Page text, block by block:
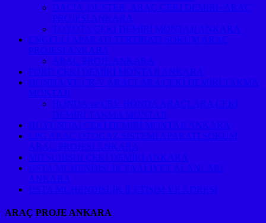
DACİA ,DUSTER ,ARAÇ ÇEKİ DEMİRİ+ARAÇ
PROJESİ ANKARA
TOYOTA ÇEKİ DEMİRİ MONTAJI ANKARA
ENGELLİ APARATI TERTİBATI SÖKÜM ARAÇ
PROJESİ ANKARA
ARAÇ PROJE ANKARA
FORD ÇEKİ DEMİRİ MONTAJI ANKARA
HONDA/VE CR-V ARAÇLARA ÇEKİ DEMİRİ TAKMA
MONTAJI
HONDA ve CRV HONDA ARAÇLARA ÇEKİ
DEMİRİ TAKMA MONTAJI
HUYUNDAİ ÇEKİ DEMİRİ MONTAJI ANKARA
LPG ARAÇ OTOGAZ SİSTEMİ APARATI SÖKÜM
ARAÇ PROJESİ ANKARA
MITSUBISHI ÇEKİ DEMİRİ ANKARA
USTA MÜHENDİSLİK FAALİYET ALANLARI
ANKARA
USTA MÜHENDİSLİK İLETİŞİM VE ADRESİ
ARAÇ PROJE ANKARA